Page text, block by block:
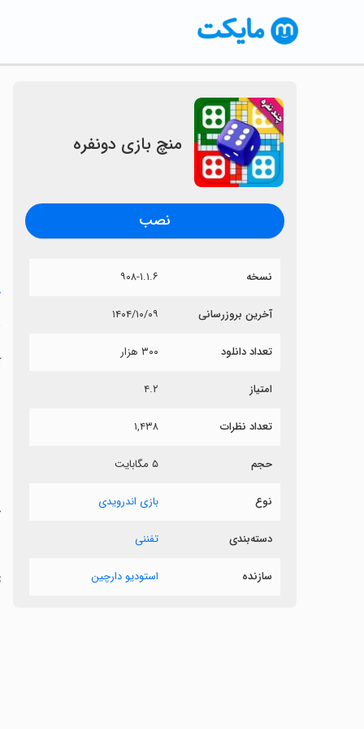
منچ بازی دونفره
نصب
نسخه ۹۰۸-۱.۱.۶
آخرین بروزرسانی ۱۴۰۴/۱۰/۰۹
تعداد دانلود ۳۰۰ هزار
امتیاز ۴.۲
تعداد نظرات ۱,۴۳۸
حجم ۵ مگابایت
نوع بازی اندرویدی
دسته‌بندی تفننی
سازنده استودیو دارچین